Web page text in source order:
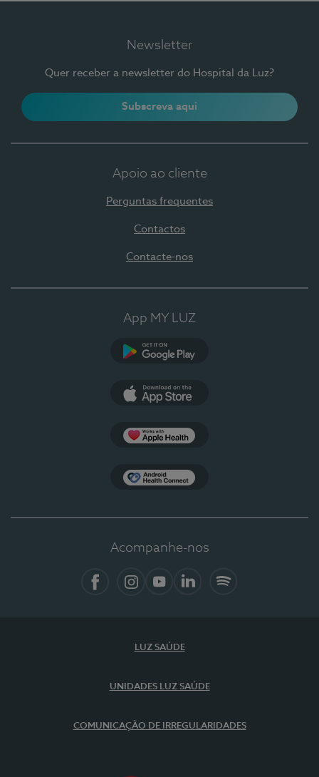
Newsletter
Quer receber a newsletter do Hospital da Luz?
Subscreva aqui
Apoio ao cliente
Perguntas frequentes
Contactos
Contacte-nos
App MY LUZ
Acompanhe-nos
LUZ SAÚDE
UNIDADES LUZ SAÚDE
COMUNICAÇÃO DE IRREGULARIDADES